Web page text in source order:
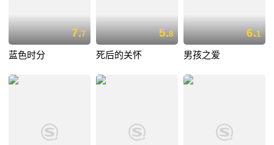
7.7
蓝色时分
5.8
死后的关怀
6.1
男孩之爱